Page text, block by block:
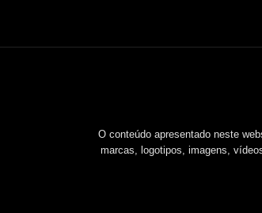
O conteúdo apresentado neste
marcas, logotipos, imagens,